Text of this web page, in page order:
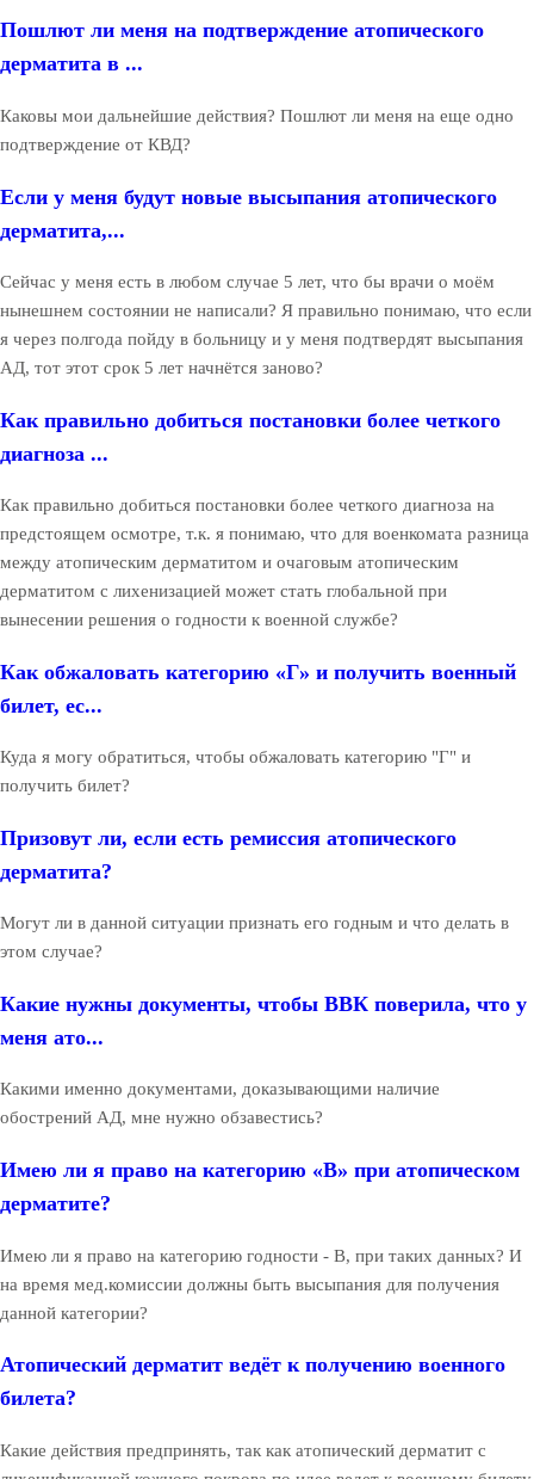
Пошлют ли меня на подтверждение атопического
дерматита в ...
Каковы мои дальнейшие действия? Пошлют ли меня на еще одно
подтверждение от КВД?
Если у меня будут новые высыпания атопического
дерматита,...
Сейчас у меня есть в любом случае 5 лет, что бы врачи о моём
нынешнем состоянии не написали? Я правильно понимаю, что если
я через полгода пойду в больницу и у меня подтвердят высыпания
АД, тот этот срок 5 лет начнётся заново?
Как правильно добиться постановки более четкого
диагноза ...
Как правильно добиться постановки более четкого диагноза на
предстоящем осмотре, т.к. я понимаю, что для военкомата разница
между атопическим дерматитом и очаговым атопическим
дерматитом с лихенизацией может стать глобальной при
вынесении решения о годности к военной службе?
Как обжаловать категорию «Г» и получить военный
билет, ес...
Куда я могу обратиться, чтобы обжаловать категорию "Г" и
получить билет?
Призовут ли, если есть ремиссия атопического
дерматита?
Могут ли в данной ситуации признать его годным и что делать в
этом случае?
Какие нужны документы, чтобы ВВК поверила, что у
меня ато...
Какими именно документами, доказывающими наличие
обострений АД, мне нужно обзавестись?
Имею ли я право на категорию «В» при атопическом
дерматите?
Имею ли я право на категорию годности - В, при таких данных? И
на время мед.комиссии должны быть высыпания для получения
данной категории?
Атопический дерматит ведёт к получению военного
билета?
Какие действия предпринять, так как атопический дерматит с